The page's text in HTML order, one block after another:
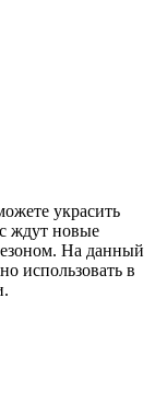
украсить
ждут новые
На данный
использовать в